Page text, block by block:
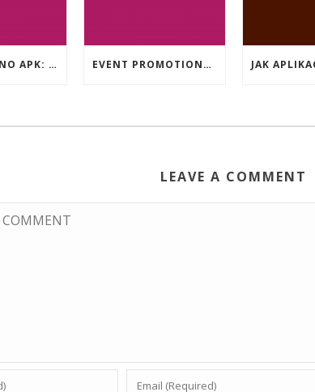
PINCO CASINO APK: OYUN SEÇIMLƏRININ İCMALI EVENT PROMOTIONS AT HIGHEST PAYING ONLINE CASINOS WITH BEST RTP
LEAVE A COMMENT